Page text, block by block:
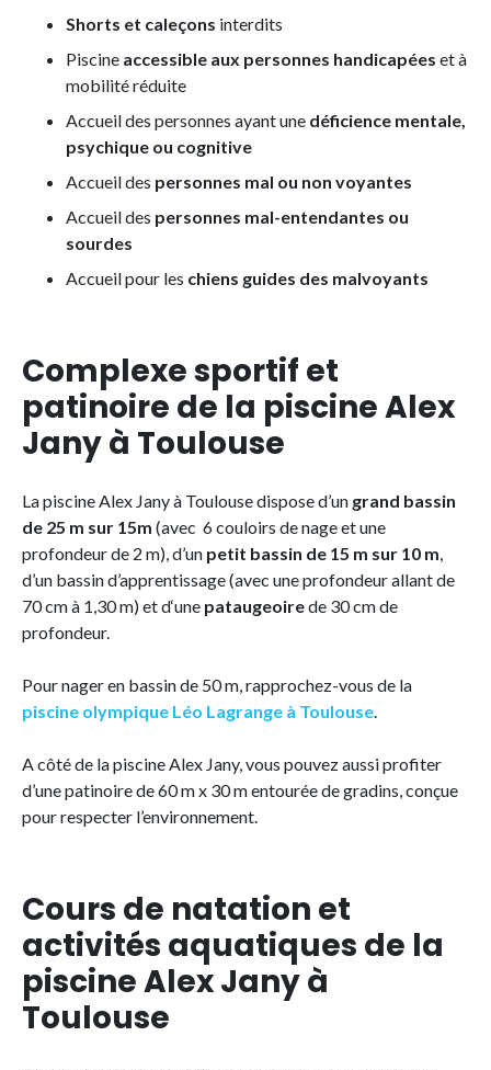
Shorts et caleçons interdits
Piscine accessible aux personnes handicapées et à
mobilité réduite
Accueil des personnes ayant une déficience mentale,
psychique ou cognitive
Accueil des personnes mal ou non voyantes
Accueil des personnes mal-entendantes ou
sourdes
Accueil pour les chiens guides des malvoyants
Complexe sportif et
patinoire de la piscine Alex
Jany à Toulouse
La piscine Alex Jany à Toulouse dispose d’un grand bassin
de 25 m sur 15m (avec 6 couloirs de nage et une
profondeur de 2 m), d’un petit bassin de 15 m sur 10 m,
d’un bassin d’apprentissage (avec une profondeur allant de
70 cm à 1,30 m) et d‘une pataugeoirede 30 cm de
profondeur.
Pour nager en bassin de 50 m, rapprochez-vous de la
piscine olympique Léo Lagrange à Toulouse.
A côté de la piscine Alex Jany, vous pouvez aussi profiter
d’une patinoire de 60 m x 30 m entourée de gradins, conçue
pour respecter l’environnement.
Cours de natation et
activités aquatiques de la
piscine Alex Jany à
Toulouse